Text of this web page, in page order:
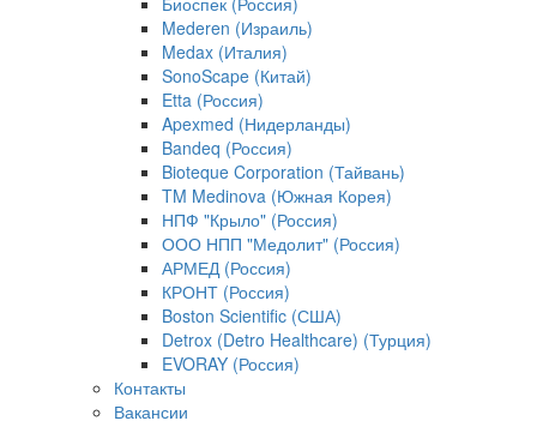
Mederen (Израиль)
Medax (Италия)
SonoScape (Китай)
Etta (Россия)
Apexmed (Нидерланды)
Bandeq (Россия)
Bioteque Corporation (Тайвань)
TM Medinova (Южная Корея)
НПФ "Крыло" (Россия)
ООО НПП "Медолит" (Россия)
АРМЕД (Россия)
КРОНТ (Россия)
Boston Scientific (США)
Detrox (Detro Healthcare) (Турция)
EVORAY (Россия)
Контакты
Вакансии